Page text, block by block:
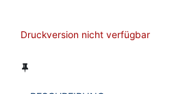
Druckversion nicht verfügbar